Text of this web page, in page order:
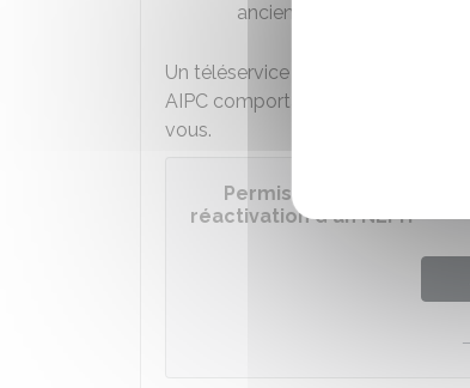
ancien et ne plus vous
Un téléservice permet, après
AIPC comportant votre NEPH.
vous.
Permis de conduire :
réactivation d'un NEPH